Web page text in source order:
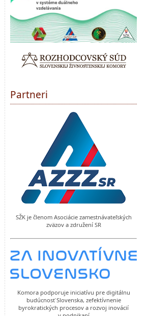
Partneri
SŽK je členom Asociácie zamestnávateľských
zväzov a združení SR
Komora podporuje iniciatívu pre digitálnu
budúcnosť Slovenska, zefektívnenie
byrokratických procesov a rozvoj inovácií